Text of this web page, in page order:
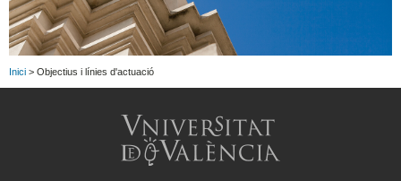
Inici > Objectius i línies d'actuació